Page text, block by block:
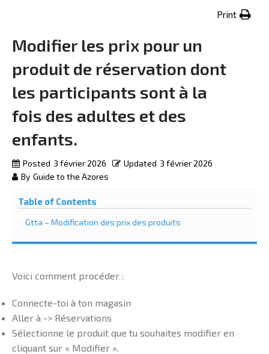
Print
Modifier les prix pour un
produit de réservation dont
les participants sont à la
fois des adultes et des
enfants.
Posted 3 février 2026 Updated 3 février 2026
By Guide to the Azores
Table of Contents
Gtta – Modification des prix des produits
Voici comment procéder :
Connecte-toi à ton magasin
Aller à -> Réservations
Sélectionne le produit que tu souhaites modifier en
cliquant sur « Modifier ».